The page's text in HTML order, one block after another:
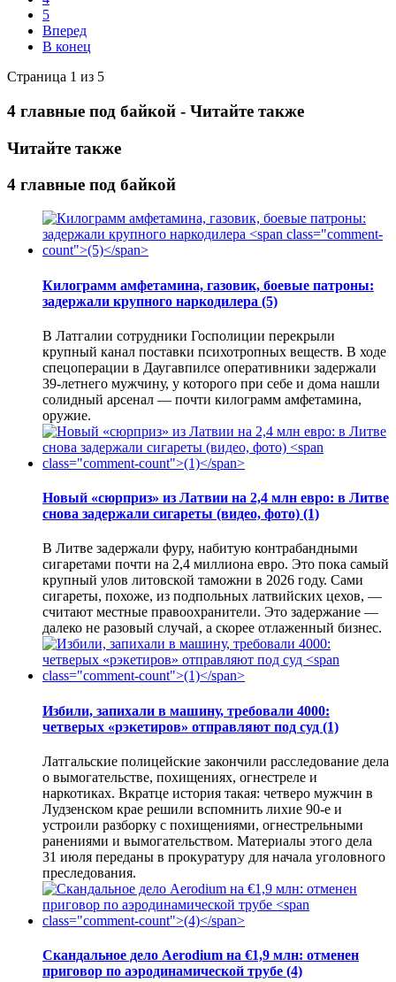
5
Вперед
В конец
Страница 1 из 5
4 главные под байкой - Читайте также
Читайте также
4 главные под байкой
Килограмм амфетамина, газовик, боевые патроны:
задержали крупного наркодилера (5)
В Латгалии сотрудники Госполиции перекрыли
крупный канал поставки психотропных веществ. В ходе
спецоперации в Даугавпилсе оперативники задержали
39-летнего мужчину, у которого при себе и дома нашли
солидный арсенал — почти килограмм амфетамина,
оружие.
Новый «сюрприз» из Латвии на 2,4 млн евро: в Литве
снова задержали сигареты (видео, фото) (1)
В Литве задержали фуру, набитую контрабандными
сигаретами почти на 2,4 миллиона евро. Это пока самый
крупный улов литовской таможни в 2026 году. Сами
сигареты, похоже, из подпольных латвийских цехов, —
считают местные правоохранители. Это задержание —
далеко не разовый случай, а скорее отлаженный бизнес.
Избили, запихали в машину, требовали 4000:
четверых «рэкетиров» отправляют под суд (1)
Латгальские полицейские закончили расследование дела
о вымогательстве, похищениях, огнестреле и
наркотиках. Вкратце история такая: четверо мужчин в
Лудзенском крае решили вспомнить лихие 90-е и
устроили разборку с похищениями, огнестрельными
ранениями и вымогательством. Материалы этого дела
31 июля переданы в прокуратуру для начала уголовного
преследования.
Скандальное дело Aerodium на €1,9 млн: отменен
приговор по аэродинамической трубе (4)